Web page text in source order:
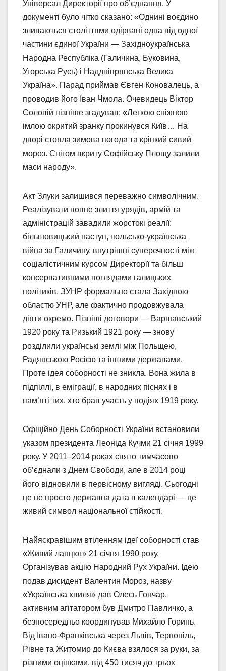
Універсал Директорії про об’єднання. У
документі було чітко сказано: «Однині воєдино
зливаються століттями одірвані одна від одної
частини єдиної України — Західноукраїнська
Народна Республіка (Галичина, Буковина,
Угорська Русь) і Наддніпрянська Велика
Україна». Парад приймав Євген Коновалець, а
проводив його Іван Чмола. Очевидець Віктор
Соловій пізніше згадував: «Легкою сніжною
імлою окритий зранку прокинувся Київ… На
дворі стояла зимова погода та кріпкий сивий
мороз. Снігом вкриту Софійську Площу залили
маси народу».
Акт Злуки залишився переважно символічним.
Реалізувати повне злиття урядів, армій та
адміністрацій завадили жорстокі реалії:
більшовицький наступ, польсько-українська
війна за Галичину, внутрішні суперечності між
соціалістичним курсом Директорії та більш
консервативними поглядами галицьких
політиків. ЗУНР формально стала Західною
областю УНР, але фактично продовжувала
діяти окремо. Пізніші договори — Варшавський
1920 року та Ризький 1921 року — знову
розділили українські землі між Польщею,
Радянською Росією та іншими державами.
Проте ідея соборності не зникла. Вона жила в
підпіллі, в еміграції, в народних піснях і в
пам’яті тих, хто брав участь у подіях 1919 року.
Офіційно День Соборності України встановили
указом президента Леоніда Кучми 21 січня 1999
року. У 2011–2014 роках свято тимчасово
об’єднали з Днем Свободи, але в 2014 році
його відновили в первісному вигляді. Сьогодні
це не просто державна дата в календарі — це
живий символ національної стійкості.
Найяскравішим втіленням ідеї соборності став
«Живий ланцюг» 21 січня 1990 року.
Організував акцію Народний Рух України. Ідею
подав дисидент Валентин Мороз, назву
«Українська хвиля» дав Олесь Гончар,
активним агітатором був Дмитро Павличко, а
безпосередньо координував Михайло Горинь.
Від Івано-Франківська через Львів, Тернопіль,
Рівне та Житомир до Києва взялося за руки, за
різними оцінками, від 450 тисяч до трьох